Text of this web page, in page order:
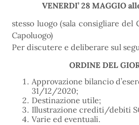
VENERDI’ 28 MAGGIO
stesso luogo (sala consigliare
Capoluogo)
Per discutere e deliberare sul
ORDINE DEL
Approvazione bilancio
31/12/2020;
Destinazione utile;
Illustrazione crediti/debiti
Varie ed eventuali.